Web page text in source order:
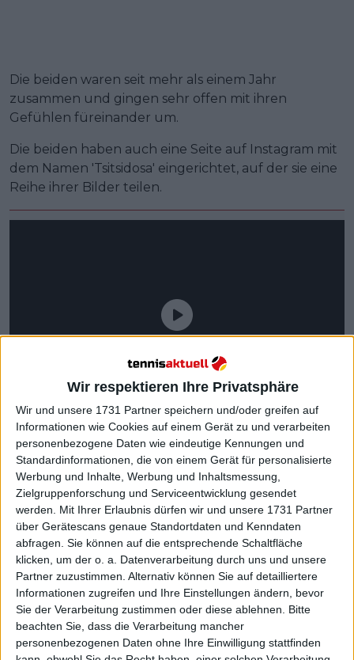
Wir respektieren Ihre Privatsphäre
Wir und unsere 1731 Partner speichern und/oder greifen auf
Informationen wie Cookies auf einem Gerät zu und verarbeiten
personenbezogene Daten wie eindeutige Kennungen und
Standardinformationen, die von einem Gerät für personalisierte
Werbung und Inhalte, Werbung und Inhaltsmessung,
Zielgruppenforschung und Serviceentwicklung gesendet
werden.
Mit Ihrer Erlaubnis dürfen wir und unsere 1731 Partner
über Gerätescans genaue Standortdaten und Kenndaten
abfragen. Sie können auf die entsprechende Schaltfläche
klicken, um der o. a. Datenverarbeitung durch uns und unsere
Partner zuzustimmen. Alternativ können Sie auf detailliertere
Informationen zugreifen und Ihre Einstellungen ändern, bevor
Sie der Verarbeitung zustimmen oder diese ablehnen.
Bitte
beachten Sie, dass die Verarbeitung mancher
personenbezogenen Daten ohne Ihre Einwilligung stattfinden
Die beiden waren seit mehr als einem Jahr
zusammen und gingen sehr offen mit ihren
Gefühlen füreinander um.
Die beiden haben auch eine Seite auf Instagram mit
dem Namen 'Tsitsidosa' eingerichtet, auf der sie eine
Reihe ihrer Bilder teilen.
Weiterlesen
Raducanu über den vernünftigen
Umgang mit ihrem Vermögen:
"Meine Eltern haben mir den
Wert des Geldes beigebracht,
und dass man es nicht ausgeben
oder verprassen sollte"